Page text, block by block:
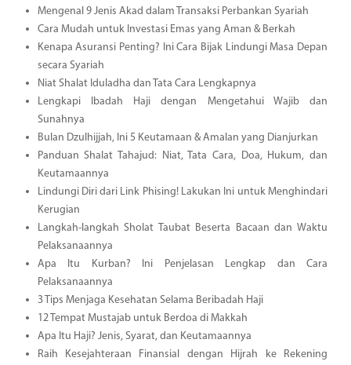
Mengenal 9 Jenis Akad dalam Transaksi Perbankan Syariah
Cara Mudah untuk Investasi Emas yang Aman & Berkah
Kenapa Asuransi Penting? Ini Cara Bijak Lindungi Masa Depan
secara Syariah
Niat Shalat Iduladha dan Tata Cara Lengkapnya
Lengkapi Ibadah Haji dengan Mengetahui Wajib dan
Sunahnya
Bulan Dzulhijjah, Ini 5 Keutamaan & Amalan yang Dianjurkan
Panduan Shalat Tahajud: Niat, Tata Cara, Doa, Hukum, dan
Keutamaannya
Lindungi Diri dari Link Phising! Lakukan Ini untuk Menghindari
Kerugian
Langkah-langkah Sholat Taubat Beserta Bacaan dan Waktu
Pelaksanaannya
Apa Itu Kurban? Ini Penjelasan Lengkap dan Cara
Pelaksanaannya
3 Tips Menjaga Kesehatan Selama Beribadah Haji
12 Tempat Mustajab untuk Berdoa di Makkah
Apa Itu Haji? Jenis, Syarat, dan Keutamaannya
Raih Kesejahteraan Finansial dengan Hijrah ke Rekening